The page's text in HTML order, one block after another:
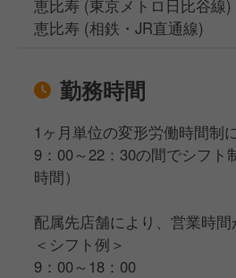
恵比寿 (東京メトロ日比谷線)
恵比寿 (相鉄・JR直通線)
勤務時間
1ヶ月単位の変形労働時間制
9：00～22：30の間でシフト
時間）
配属先店舗により、営業時間
＜シフト例＞
9：00～18：00